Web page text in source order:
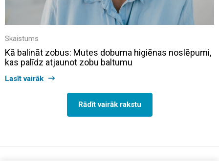
Skaistums
Kā balināt zobus: Mutes dobuma higiēnas noslēpumi,
kas palīdz atjaunot zobu baltumu
Lasīt vairāk
Rādīt vairāk rakstu